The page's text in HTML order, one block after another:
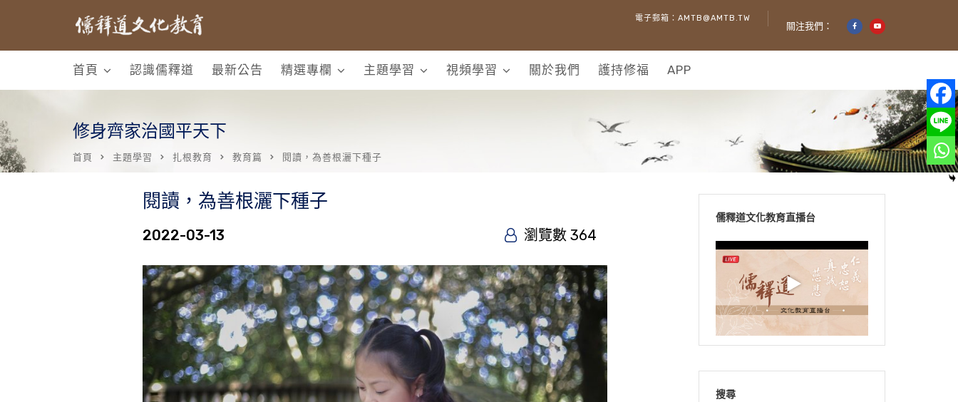
電子郵箱：AMTB@AMTB.TW
關注我們：
首頁 認識儒釋道 最新公告 精選專欄 主題學習 視頻學習 關於我們 護持修福 APP
修身齊家治國平天下
首頁 主題學習 扎根教育 教育篇 閱讀，為善根灑下種子
閱讀，為善根灑下種子
2022-03-13 瀏覽數 364
儒釋道文化教育直播台
搜尋